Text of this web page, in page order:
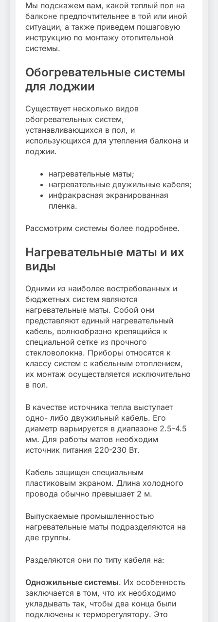
Мы подскажем вам, какой теплый пол на
балконе предпочтительнее в той или иной
ситуации, а также приведем пошаговую
инструкцию по монтажу отопительной
системы.
Обогревательные системы
для лоджии
Существует несколько видов
обогревательных систем,
устанавливающихся в пол, и
использующихся для утепления балкона и
лоджии.
нагревательные маты;
нагревательные двужильные кабеля;
инфракрасная экранированная
пленка.
Рассмотрим системы более подробнее.
Нагревательные маты и их
виды
Одними из наиболее востребованных и
бюджетных систем являются
нагревательные маты. Собой они
представляют единый нагревательный
кабель, волнообразно крепящийся к
специальной сетке из прочного
стекловолокна. Приборы относятся к
классу систем с кабельным отоплением,
их монтаж осуществляется исключительно
в пол.
В качестве источника тепла выступает
одно- либо двужильный кабель. Его
диаметр варьируется в диапазоне 2.5-4.5
мм. Для работы матов необходим
источник питания 220-230 Вт.
Кабель защищен специальным
пластиковым экраном. Длина холодного
провода обычно превышает 2 м.
Выпускаемые промышленностью
нагревательные маты подразделяются на
две группы.
Разделяются они по типу кабеля на:
Одножильные системы. Их особенность
заключается в том, что их необходимо
укладывать так, чтобы два конца были
подключены к терморегулятору. Это